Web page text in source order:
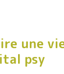
une
psy